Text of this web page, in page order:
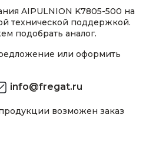
AIPULNION K7805-500 на
технической поддержкой.
подобрать аналог.
или оформить
info@fregat.ru
возможен заказ